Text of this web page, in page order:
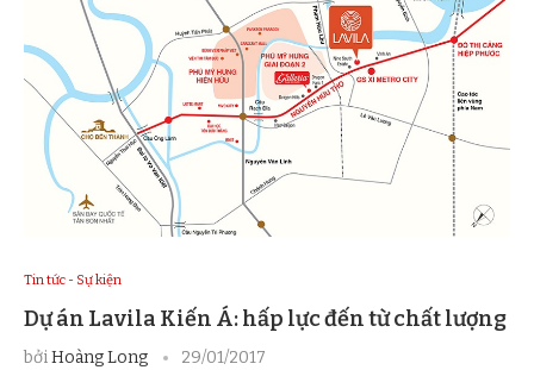
Tin tức - Sự kiện
Dự án Lavila Kiến Á: hấp lực đến từ chất lượng
bởiHoàng Long 29/01/2017